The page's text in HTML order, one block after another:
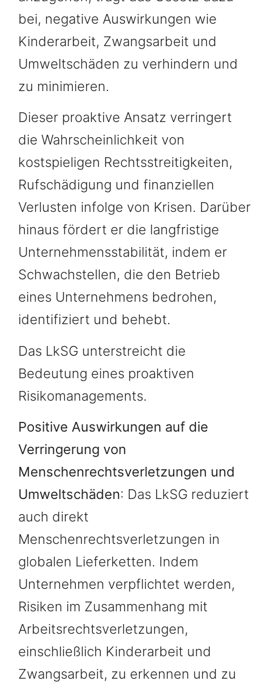
bei, negative Auswirkungen wie
Kinderarbeit, Zwangsarbeit und
Umweltschäden zu verhindern und
zu minimieren.
Dieser proaktive Ansatz verringert
die Wahrscheinlichkeit von
kostspieligen Rechtsstreitigkeiten,
Rufschädigung und finanziellen
Verlusten infolge von Krisen. Darüber
hinaus fördert er die langfristige
Unternehmensstabilität, indem er
Schwachstellen, die den Betrieb
eines Unternehmens bedrohen,
identifiziert und behebt.
Das LkSG unterstreicht die
Bedeutung eines proaktiven
Risikomanagements.
Positive Auswirkungen auf die
Verringerung von
Menschenrechtsverletzungen und
Umweltschäden: Das LkSG reduziert
auch direkt
Menschenrechtsverletzungen in
globalen Lieferketten. Indem
Unternehmen verpflichtet werden,
Risiken im Zusammenhang mit
Arbeitsrechtsverletzungen,
einschließlich Kinderarbeit und
Zwangsarbeit, zu erkennen und zu